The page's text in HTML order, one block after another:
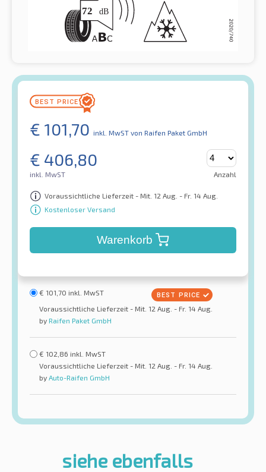
€ 101,70 inkl. MwST von Raifen Paket GmbH
€ 406,80
inkl. MwST Anzahl
Voraussichtliche Lieferzeit - Mit. 12 Aug. - Fr. 14 Aug.
Kostenloser Versand
Warenkorb
€ 101,70 inkl. MwST
Voraussichtliche Lieferzeit - Mit. 12 Aug. - Fr. 14 Aug.
by Raifen Paket GmbH
€ 102,86 inkl. MwST
Voraussichtliche Lieferzeit - Mit. 12 Aug. - Fr. 14 Aug.
by Auto-Raifen GmbH
siehe ebenfalls